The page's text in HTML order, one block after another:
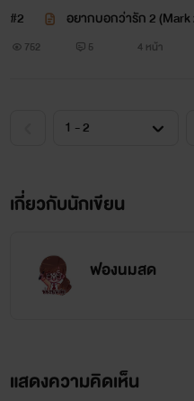
#2 อยากบอกว่ารัก 2 (Mark
752 5 4 หน้า
เกี่ยวกับนักเขียน
ฟองนมสด
แสดงความคิดเห็น